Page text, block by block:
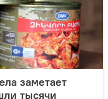
заметает
тысячи